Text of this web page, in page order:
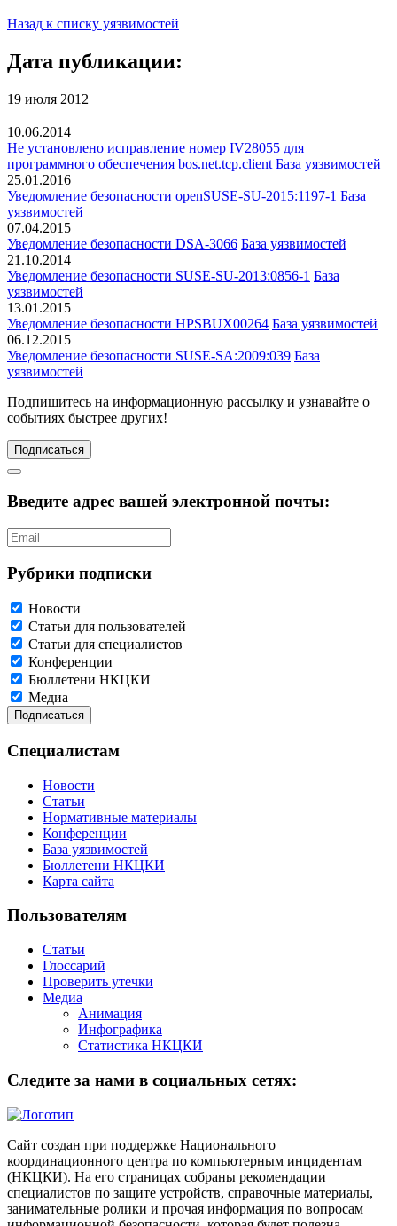
Назад к списку уязвимостей
Дата публикации:
19 июля 2012
10.06.2014
Не установлено исправление номер IV28055 для
программного обеспечения bos.net.tcp.client База уязвимостей
25.01.2016
Уведомление безопасности openSUSE-SU-2015:1197-1 База
уязвимостей
07.04.2015
Уведомление безопасности DSA-3066 База уязвимостей
21.10.2014
Уведомление безопасности SUSE-SU-2013:0856-1 База
уязвимостей
13.01.2015
Уведомление безопасности HPSBUX00264 База уязвимостей
06.12.2015
Уведомление безопасности SUSE-SA:2009:039 База
уязвимостей
Подпишитесь на информационную рассылку и узнавайте о
событиях быстрее других!
Подписаться
Введите адрес вашей электронной почты:
Рубрики подписки
Новости
Статьи для пользователей
Статьи для специалистов
Конференции
Бюллетени НКЦКИ
Медиа
Специалистам
Новости
Статьи
Нормативные материалы
Конференции
База уязвимостей
Бюллетени НКЦКИ
Карта сайта
Пользователям
Статьи
Глоссарий
Проверить утечки
Медиа
Анимация
Инфографика
Статистика НКЦКИ
Следите за нами в социальных сетях:
Сайт создан при поддержке Национального
координационного центра по компьютерным инцидентам
(НКЦКИ). На его страницах собраны рекомендации
специалистов по защите устройств, справочные материалы,
занимательные ролики и прочая информация по вопросам